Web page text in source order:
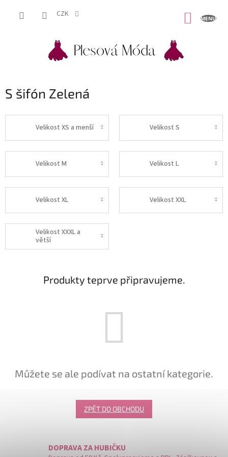
CZK
S šifón Zelená
Velikost XS a menší Velikost S
Velikost M Velikost L
Velikost XL Velikost XXL
Velikost XXXL a
větší
Produkty teprve připravujeme.
Můžete se ale podívat na ostatní kategorie.
ZPĚT DO OBCHODU
DOPRAVA ZA HUBIČKU